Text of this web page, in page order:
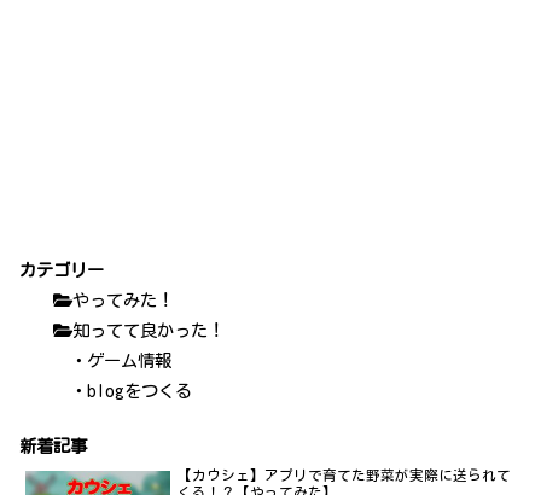
カテゴリー
やってみた！
知ってて良かった！
・ゲーム情報
・blogをつくる
新着記事
【カウシェ】アプリで育てた野菜が実際に送られて
くる！？【やってみた】